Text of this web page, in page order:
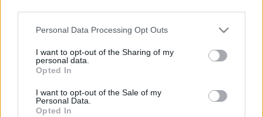
Please note that this website/app uses one or more Google
not limited to your visit or usage behaviour. You may click to
grant or deny consent to Google and its third-party tags to
use your data for below specified purposes in below Google
consent section.
Personal Data Processing Opt Outs
I want to opt-out of the Sharing of my
personal data.
Opted In
I want to opt-out of the Sale of my
Personal Data.
Opted In
(molestias musculares).
Posibles cambios en el once: las bajas en defensa y
ataque condicionarán el once. Fernando puede jugar de
Diego Carlos. Navas puede ser titular al ser suplente en
Europa League, lo mismo que En-Nesyri en la delantera.